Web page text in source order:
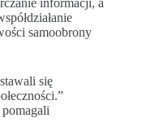
samoobrony
się